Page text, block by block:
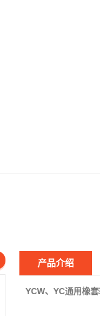
产品介绍
YCW、YC通用橡